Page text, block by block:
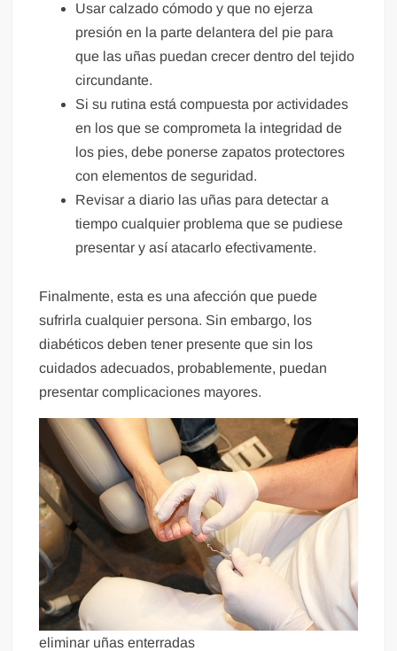
Usar calzado cómodo y que no ejerza
presión en la parte delantera del pie para
que las uñas puedan crecer dentro del tejido
circundante.
Si su rutina está compuesta por actividades
en los que se comprometa la integridad de
los pies, debe ponerse zapatos protectores
con elementos de seguridad.
Revisar a diario las uñas para detectar a
tiempo cualquier problema que se pudiese
presentar y así atacarlo efectivamente.
Finalmente, esta es una afección que puede
sufrirla cualquier persona. Sin embargo, los
diabéticos deben tener presente que sin los
cuidados adecuados, probablemente, puedan
presentar complicaciones mayores.
eliminar uñas enterradas